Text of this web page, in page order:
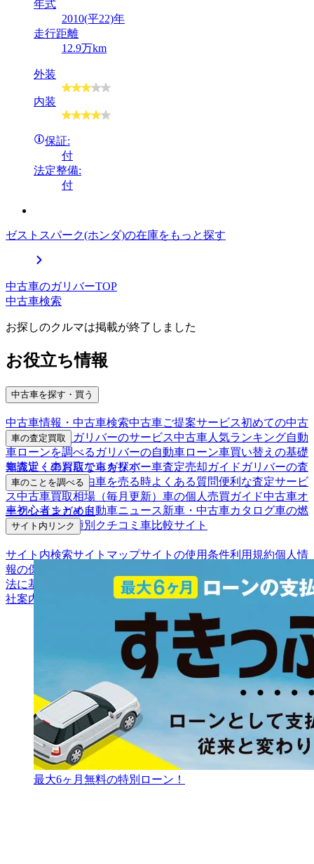
年式
2010(平22)年
走行距離
12.9万km
外装
内装
保証:
付
法定整備:
付
ゼストスパーク(ホンダ)の在庫をもっと探す
中古車のガリバーTOP
中古車検索
お探しのクルマは掲載が終了しました
お役立ち情報
中古車を探す・買う
中古車情報・中古車検索中古車ご提案サービス初めての中古
車購入ガイド
ガリバーのサービス中古車人気ランキング自動
車ローンを調べる ガリバーの自動車ローン車買い替えの基礎
知識近くのお店で車を探す
車の査定買取
車査定・車買取ならガリバー車査定売却ガイド ガリバーの査
定が選ばれる理由車を売る時よくある質問便利な査定サービ
ス中古車買取相場（毎月更新） 車の個人売買ガイド中古車オ
ークションガイド
車のことを調べる
車初心者まとめ自動車ニュース新車・中古車カタログ車の燃
費を調べる車種別クチコミ 車比較サイト
サイト内リンク
サイト内検索サイトマップサイトの使用条件利用規約個人情
報の保護について
法に基づく表示
アフィリエイトパートナー募集お客様の声会
社案内
最大6ヶ月無料の特別ローン！